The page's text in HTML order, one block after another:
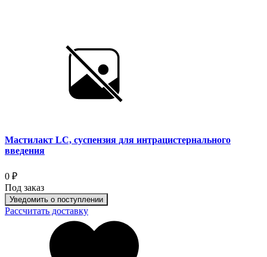
Мастилакт LC, суспензия для интрацистернального
введения
0 ₽
Под заказ
Уведомить о поступлении
Рассчитать доставку